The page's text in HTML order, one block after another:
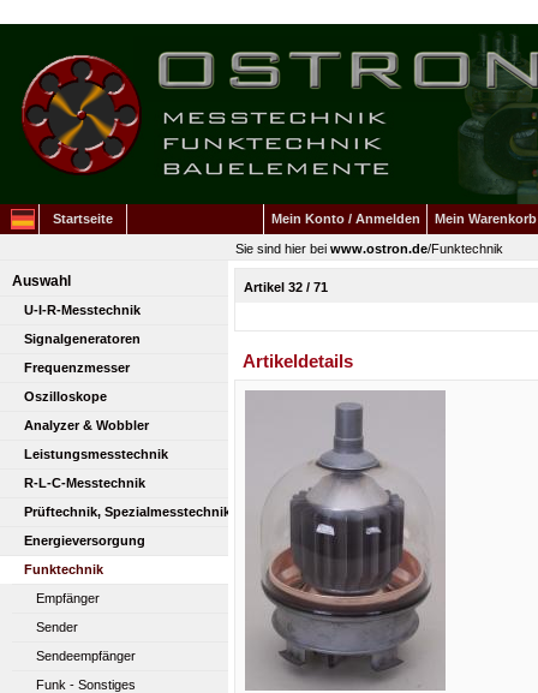
Startseite Mein Konto / Anmelden Mein Warenkorb
Sie sind hier bei www.ostron.de/Funktechnik
Auswahl
U-I-R-Messtechnik
Signalgeneratoren
Frequenzmesser
Oszilloskope
Analyzer & Wobbler
Leistungsmesstechnik
R-L-C-Messtechnik
Prüftechnik, Spezialmesstechnik
Energieversorgung
Funktechnik
Empfänger
Sender
Sendeempfänger
Funk - Sonstiges
Artikel 32 / 71
Artikeldetails